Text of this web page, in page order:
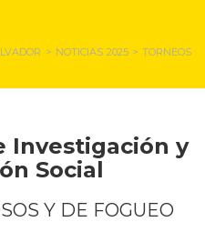
> NOTICIAS 2025>TORNEOS
Investigación y
Social
Y DE FOGUEO